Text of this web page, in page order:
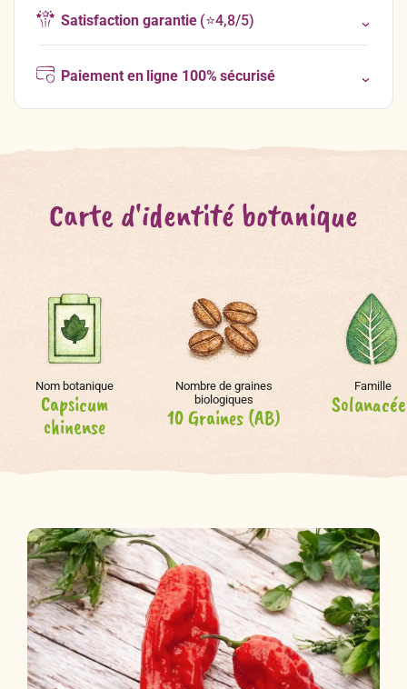
Satisfaction garantie(⭐4,8/5)
Paiement en ligne 100% sécurisé
Carte d'identité botanique
Nom botanique
Capsicum
chinense
Nombre de graines
biologiques
10 Graines (AB)
Famille